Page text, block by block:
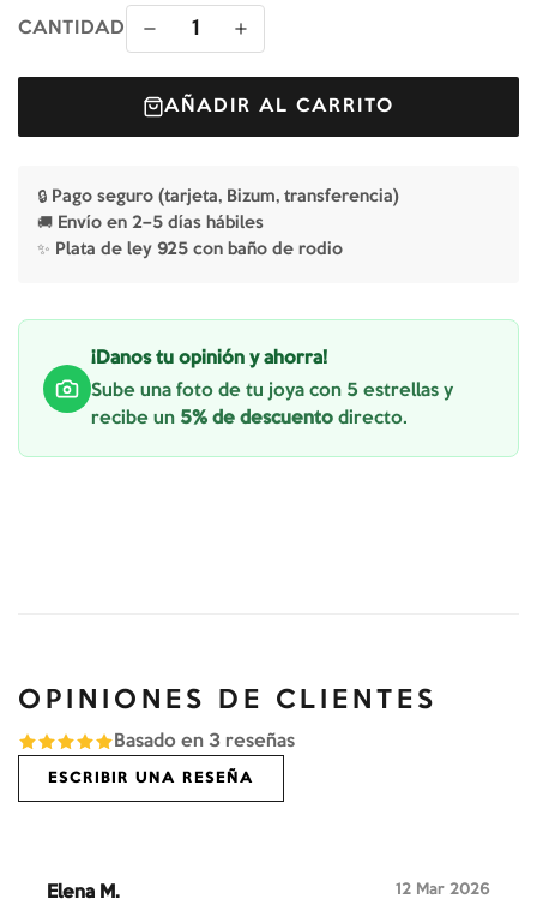
CANTIDAD 1
AÑADIR AL CARRITO
🔒 Pago seguro (tarjeta, Bizum, transferencia)
🚚 Envío en 2–5 días hábiles
✨ Plata de ley 925 con baño de rodio
¡Danos tu opinión y ahorra!
Sube una foto de tu joya con 5 estrellas y
recibe un 5% de descuento directo.
OPINIONES DE CLIENTES
Basado en 3 reseñas
ESCRIBIR UNA RESEÑA
Elena M. 12 Mar 2026